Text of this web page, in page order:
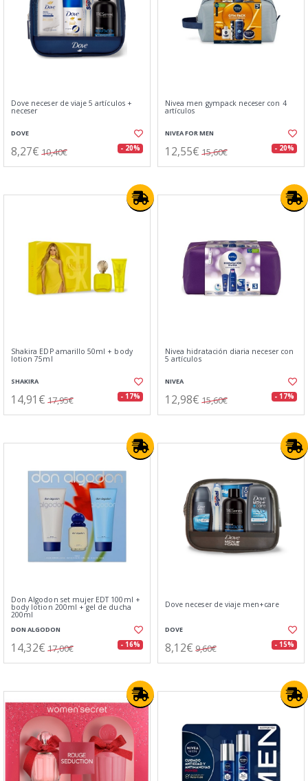
Dove neceser de viaje 5 artículos +
neceser
DOVE
8,27€ 10,40€ - 20%
Nivea men gympack neceser con 4
artículos
NIVEA FOR MEN
12,55€ 15,60€ - 20%
Shakira EDP amarillo 50ml + body
lotion 75ml
SHAKIRA
14,91€ 17,95€ - 17%
Nivea hidratación diaria neceser con
5 artículos
NIVEA
12,98€ 15,60€ - 17%
Don Algodon set mujer EDT 100ml +
body lotion 200ml + gel de ducha
200ml
DON ALGODON
14,32€ 17,00€ - 16%
Dove neceser de viaje men+care
DOVE
8,12€ 9,60€ - 15%